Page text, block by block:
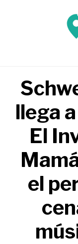
página
llega
El
el